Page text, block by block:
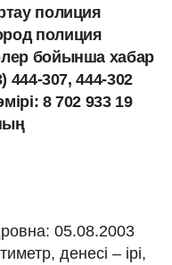
полиция
полиция
бойынша хабар
444-307, 444-302
8 702 933 19
05.08.2003
денесі – ірі,